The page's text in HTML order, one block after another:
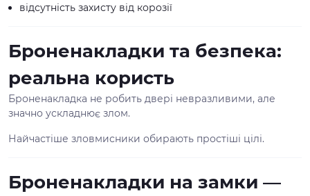
відсутність захисту від корозії
Броненакладки та безпека:
реальна користь
Броненакладка не робить двері невразливими, але
значно ускладнює злом.
Найчастіше зловмисники обирають простіші цілі.
Броненакладки на замки —